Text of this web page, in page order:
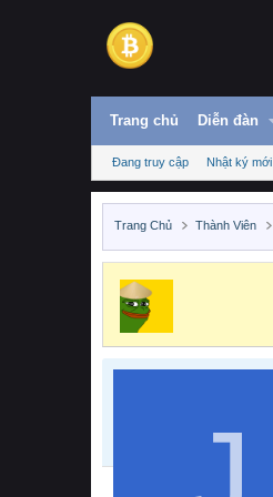
Trang chủ Diễn đàn
Đang truy cập Nhật ký mới
Trang Chủ Thành Viên